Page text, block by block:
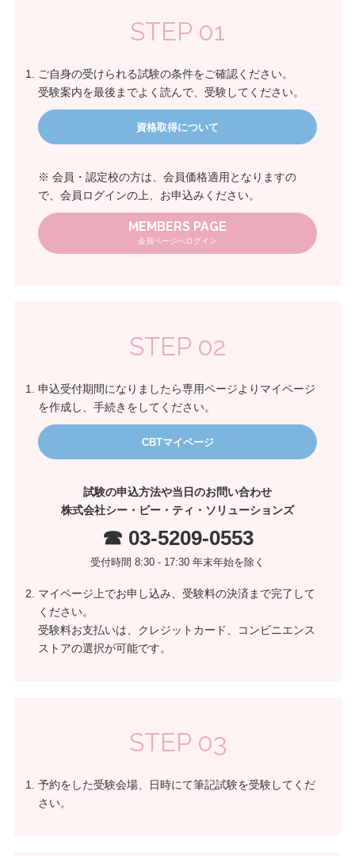
STEP 01
ご自身の受けられる試験の条件をご確認ください。
受験案内を最後までよく読んで、受験してください。
資格取得について
※ 会員・認定校の方は、会員価格適用となりますの
で、会員ログインの上、お申込みください。
MEMBERS PAGE
会員ページへログイン
STEP 02
申込受付期間になりましたら専用ページよりマイページ
を作成し、手続きをしてください。
CBTマイページ
試験の申込方法や当日のお問い合わせ
株式会社シー・ビー・ティ・ソリューションズ
☎ 03-5209-0553
受付時間 8:30 - 17:30 年末年始を除く
マイページ上でお申し込み、受験料の決済まで完了して
ください。
受験料お支払いは、クレジットカード、コンビニエンス
ストアの選択が可能です。
STEP 03
予約をした受験会場、日時にて筆記試験を受験してくだ
さい。